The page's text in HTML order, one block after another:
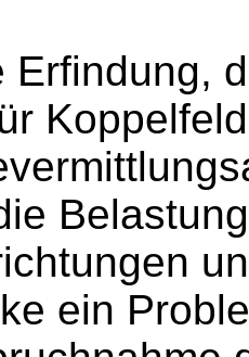
Erfindung,
ein